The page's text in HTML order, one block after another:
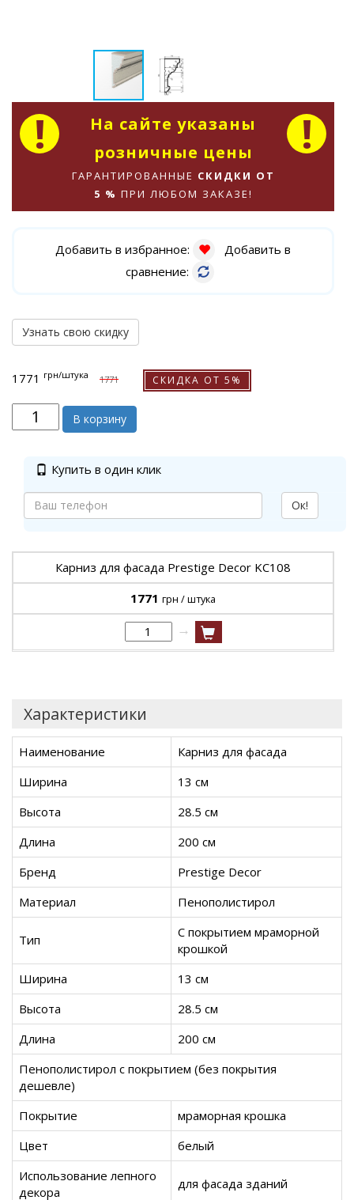
На сайте указаны
розничные цены
ГАРАНТИРОВАННЫЕ СКИДКИ ОТ
5 % ПРИ ЛЮБОМ ЗАКАЗЕ!
Добавить в избранное:
Добавить в
сравнение:
Узнать свою скидку
1771 грн/штука 1771 СКИДКА ОТ 5%
В корзину
Купить в один клик
Ок!
Карниз для фасада Prestige Decor KC108
1771 грн / штука
→
Характеристики
Наименование
Карниз для фасада
Ширина
13 см
Высота
28.5 см
Длина
200 см
Бренд
Prestige Decor
Материал
Пенополистирол
Тип
С покрытием мраморной
крошкой
Ширина
13 см
Высота
28.5 см
Длина
200 см
Пенополистирол с покрытием (без покрытия
дешевле)
Покрытие
мраморная крошка
Цвет
белый
Использование лепного
декора
для фасада зданий